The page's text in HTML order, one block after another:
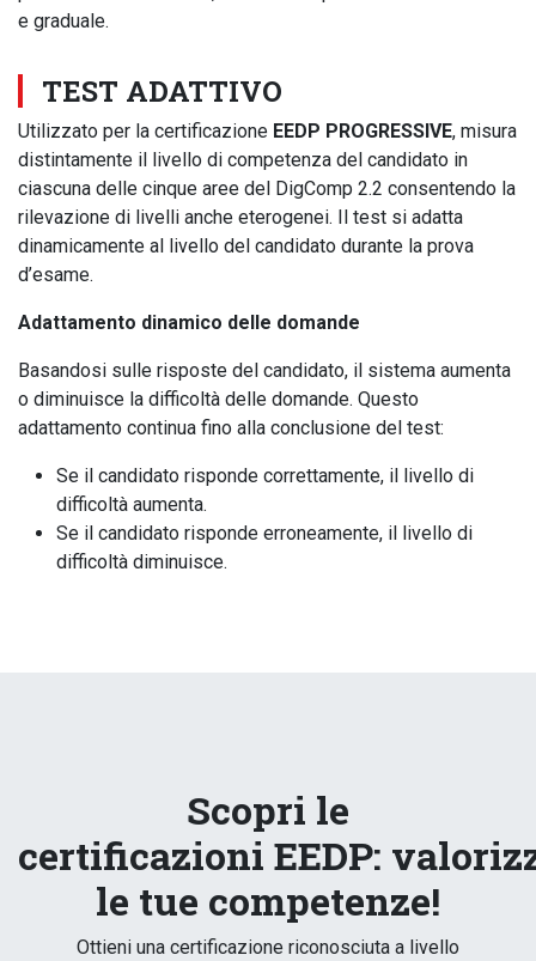
e graduale.
TEST ADATTIVO
Utilizzato per la certificazione EEDP PROGRESSIVE, misura
distintamente il livello di competenza del candidato in
ciascuna delle cinque aree del DigComp 2.2 consentendo la
rilevazione di livelli anche eterogenei. Il test si adatta
dinamicamente al livello del candidato durante la prova
d’esame.
Adattamento dinamico delle domande
Basandosi sulle risposte del candidato, il sistema aumenta
o diminuisce la difficoltà delle domande. Questo
adattamento continua fino alla conclusione del test:
Se il candidato risponde correttamente, il livello di
difficoltà aumenta.
Se il candidato risponde erroneamente, il livello di
difficoltà diminuisce.
Scopri le
certificazioni EEDP:
le tue competenze!
Ottieni una certificazione riconosciuta a livello